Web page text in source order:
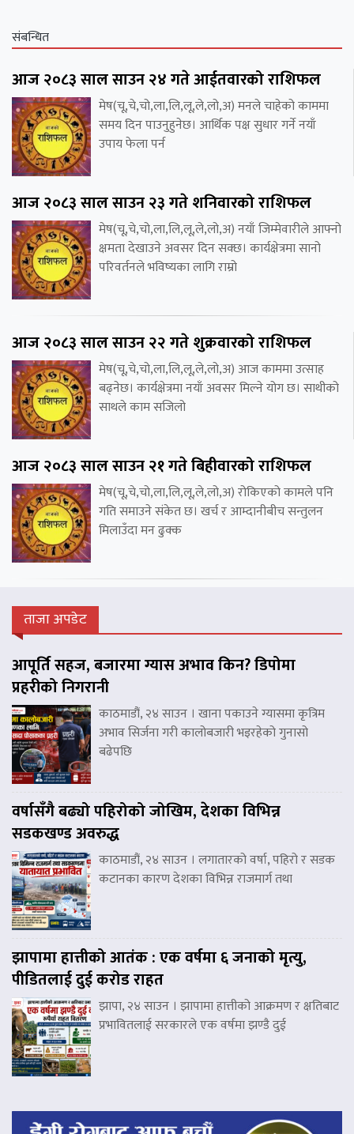
संबन्धित
आज २०८३ साल साउन २४ गते आईतवारको राशिफल
मेष(चू,चे,चो,ला,लि,लू,ले,लो,अ) मनले चाहेको काममा
समय दिन पाउनुहुनेछ। आर्थिक पक्ष सुधार गर्ने नयाँ
उपाय फेला पर्न
आज २०८३ साल साउन २३ गते शनिवारको राशिफल
मेष(चू,चे,चो,ला,लि,लू,ले,लो,अ) नयाँ जिम्मेवारीले आफ्नो
क्षमता देखाउने अवसर दिन सक्छ। कार्यक्षेत्रमा सानो
परिवर्तनले भविष्यका लागि राम्रो
आज २०८३ साल साउन २२ गते शुक्रवारको राशिफल
मेष(चू,चे,चो,ला,लि,लू,ले,लो,अ) आज काममा उत्साह
बढ्नेछ। कार्यक्षेत्रमा नयाँ अवसर मिल्ने योग छ। साथीको
साथले काम सजिलो
आज २०८३ साल साउन २१ गते बिहीवारको राशिफल
मेष(चू,चे,चो,ला,लि,लू,ले,लो,अ) रोकिएको कामले पनि
गति समाउने संकेत छ। खर्च र आम्दानीबीच सन्तुलन
मिलाउँदा मन ढुक्क
ताजा अपडेट
आपूर्ति सहज, बजारमा ग्यास अभाव किन? डिपोमा
प्रहरीको निगरानी
काठमाडौं, २४ साउन । खाना पकाउने ग्यासमा कृत्रिम
अभाव सिर्जना गरी कालोबजारी भइरहेको गुनासो
बढेपछि
वर्षासँगै बढ्यो पहिरोको जोखिम, देशका विभिन्न
सडकखण्ड अवरुद्ध
काठमाडौं, २४ साउन । लगातारको वर्षा, पहिरो र सडक
कटानका कारण देशका विभिन्न राजमार्ग तथा
झापामा हात्तीको आतंक : एक वर्षमा ६ जनाको मृत्यु,
पीडितलाई दुई करोड राहत
झापा, २४ साउन । झापामा हात्तीको आक्रमण र क्षतिबाट
प्रभावितलाई सरकारले एक वर्षमा झण्डै दुई